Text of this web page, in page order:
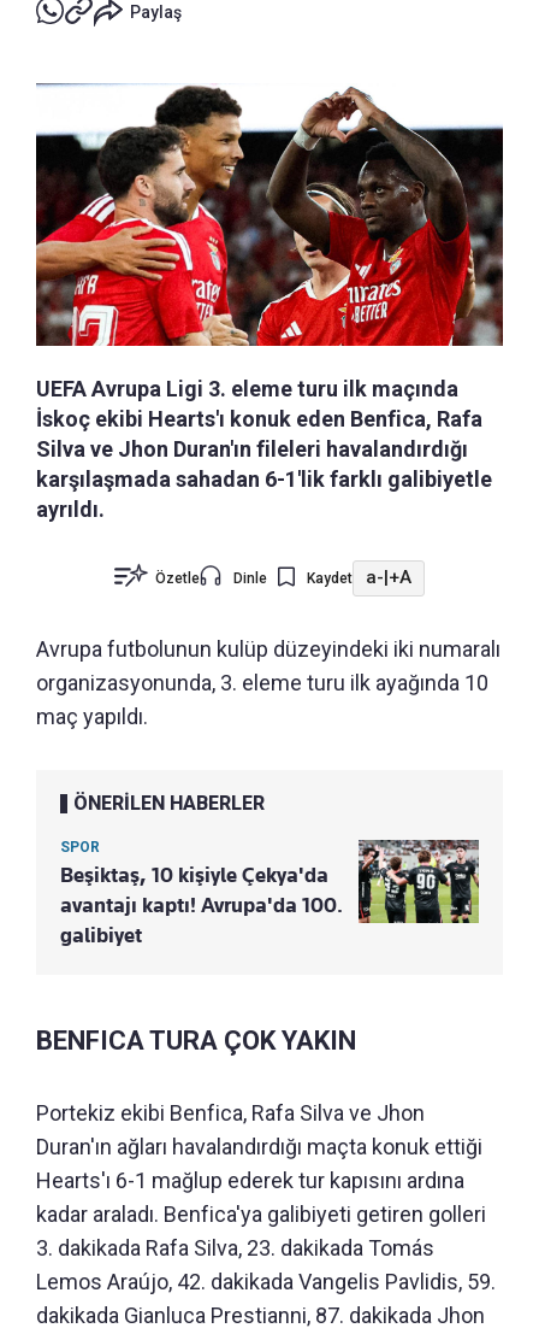
Paylaş
UEFA Avrupa Ligi 3. eleme turu ilk maçında
İskoç ekibi Hearts'ı konuk eden Benfica, Rafa
Silva ve Jhon Duran'ın fileleri havalandırdığı
karşılaşmada sahadan 6-1'lik farklı galibiyetle
ayrıldı.
Özetle Dinle Kaydet a- +A
Avrupa futbolunun kulüp düzeyindeki iki numaralı
organizasyonunda, 3. eleme turu ilk ayağında 10
maç yapıldı.
ÖNERİLEN HABERLER
SPOR
Beşiktaş, 10 kişiyle Çekya'da
avantajı kaptı! Avrupa'da 100.
galibiyet
BENFICA TURA ÇOK YAKIN
Portekiz ekibi Benfica, Rafa Silva ve Jhon
Duran'ın ağları havalandırdığı maçta konuk ettiği
Hearts'ı 6-1 mağlup ederek tur kapısını ardına
kadar araladı. Benfica'ya galibiyeti getiren golleri
3. dakikada Rafa Silva, 23. dakikada Tomás
Lemos Araújo, 42. dakikada Vangelis Pavlidis, 59.
dakikada Gianluca Prestianni, 87. dakikada Jhon